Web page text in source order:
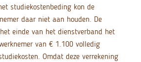
studiekostenbeding kon de
daar niet aan houden. De
einde van het dienstverband het
van € 1.100 volledig
Omdat deze verrekening